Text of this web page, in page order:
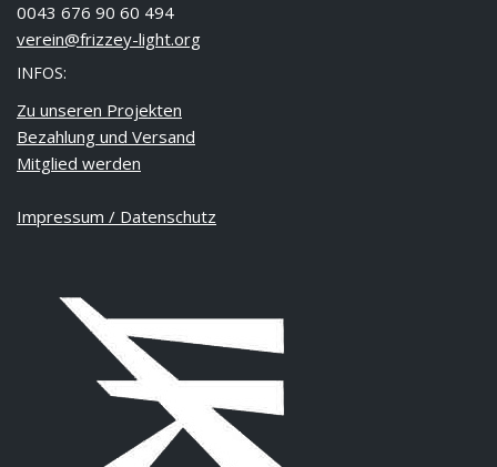
0043 676 90 60 494
verein@frizzey-light.org
INFOS:
Zu unseren Projekten
Bezahlung und Versand
Mitglied werden
Impressum / Datenschutz